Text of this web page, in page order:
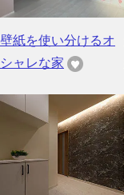
壁紙を使い分けるオ
シャレな家